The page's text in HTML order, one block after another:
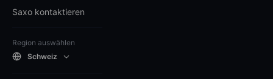
Saxo kontaktieren
Region auswählen
Schweiz